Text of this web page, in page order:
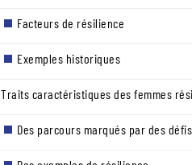
Facteurs de résilience
Exemples historiques
Traits caractéristiques des femmes
Des parcours marqués par des